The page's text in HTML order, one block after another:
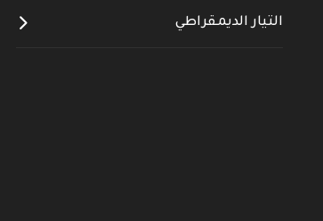
التيار الديمقراطي